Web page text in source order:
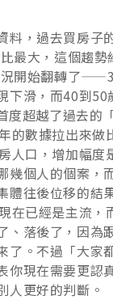
料，過去買房子
最大，這個趨勢
開始翻轉了
下滑，而40到50
度超越了過去的
的數據拉出來做
人口，增加幅度
幾個人的個案，
體往後位移的結
在已經是主流，
、落後了，因為
了。不過「大家
你現在需要更認
人更好的判斷。